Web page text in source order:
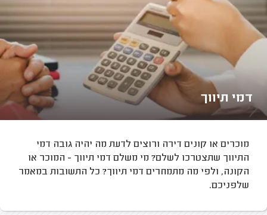
דמי תיווך
מוכרים או קונים דירה ורוצים לדעת מה יהיה גובה דמי
התיווך שתצטרכו לשלם? מי משלם דמי תיווך - המוכר או
הקונה, ולפי מה מתמחרים דמי תיווך? כל התשובות במאמר
שלפניכם.